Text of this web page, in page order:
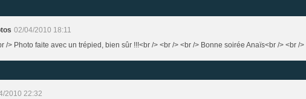
02/04/2010 18:11
/> Photo faite avec un trépied, bien sûr !!!<br /> <br /> <br /> Bonne soirée Anaïs<br /> <br />
2010 22:32